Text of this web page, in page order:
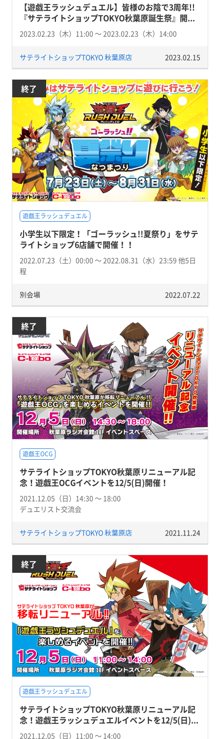
【遊戯王ラッシュデュエル】皆様のお陰で3周年!!
『サテライトショップTOKYO秋葉原誕生祭』開...
2023.02.23（木）11:00 〜 2023.02.23（木）14:00
サテライトショップTOKYO 秋葉原店 2023.02.15
終了
遊戯王ラッシュデュエル
小学生以下限定！「ゴーラッシュ!!夏祭り」をサテ
ライトショップ6店舗で開催！！
2022.07.23（土）00:00 〜 2022.08.31（水）23:59 他5日
程
別会場 2022.07.22
終了
遊戯王OCG
サテライトショップTOKYO秋葉原リニューアル記
念！遊戯王OCGイベントを12/5(日)開催！
2021.12.05（日）14:30 〜 18:00
デュエリスト交流会
サテライトショップTOKYO 秋葉原店 2021.11.24
終了
遊戯王ラッシュデュエル
サテライトショップTOKYO秋葉原リニューアル記
念！遊戯王ラッシュデュエルイベントを12/5(日)...
2021.12.05（日）11:00 〜 14:00